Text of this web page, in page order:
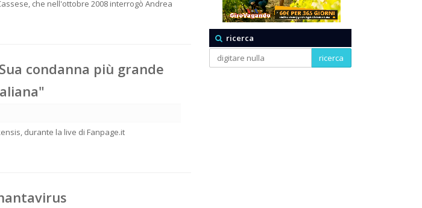
che nell'ottobre 2008 interrogò Andrea
condanna più grande
durante la live di Fanpage.it
ricerca
ricerca